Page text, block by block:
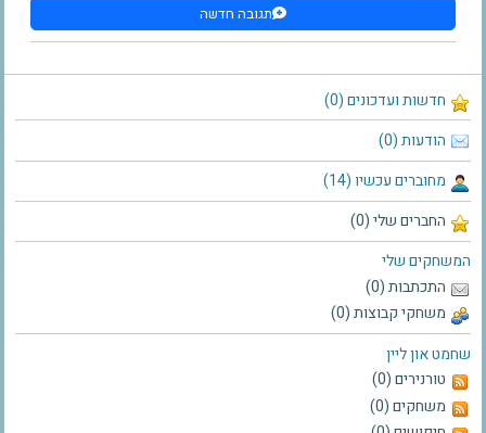
חדשות ועדכונים (0)
הודעות (0)
מחוברים עכשיו (14)
החברים שלי (0)
המשחקים שלי
התכתבות (0)
משחקי קבוצות (0)
שחמט און ליין
טורנירים (0)
משחקים (0)
תגובה חדשה